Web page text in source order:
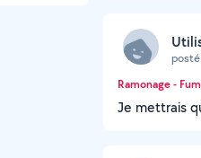
Ramonage -
Je mettrais